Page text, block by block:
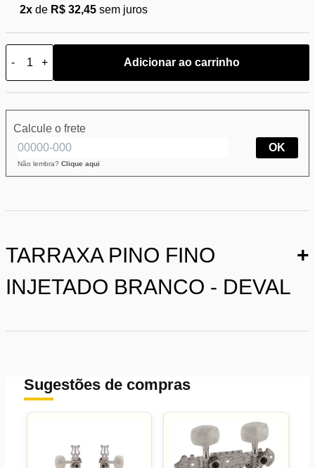
2x de R$ 32,45 sem juros
- + Adicionar ao carrinho
Calcule o frete
Não lembra? Clique aqui
OK
TARRAXA PINO FINO
INJETADO BRANCO - DEVAL
+
Sugestões de compras